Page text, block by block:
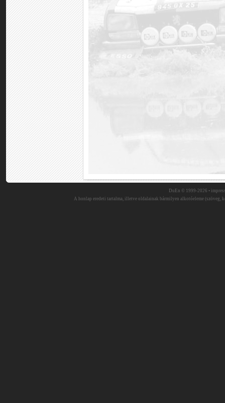
DuEn © 1999-2026 •
A honlap eredeti tartalma, illetve oldalainak bármilyen alkotóeleme (szöveg,